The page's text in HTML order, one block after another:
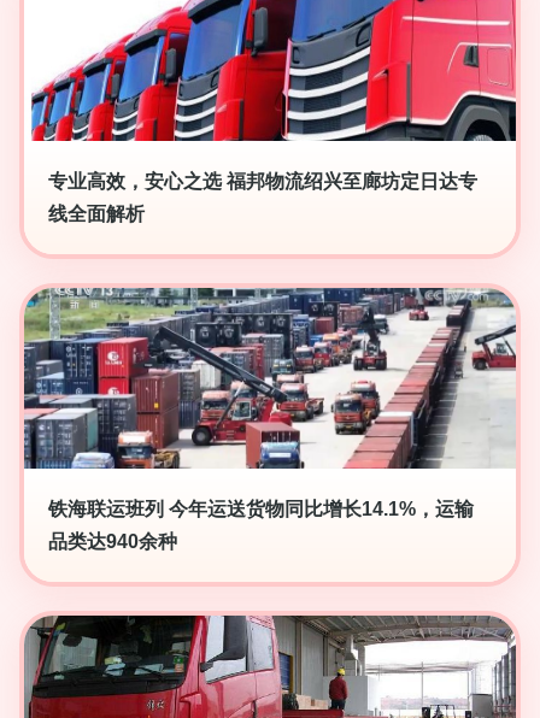
专业高效，安心之选 福邦物流绍兴至廊坊定日达专
线全面解析
铁海联运班列 今年运送货物同比增长14.1%，运输
品类达940余种